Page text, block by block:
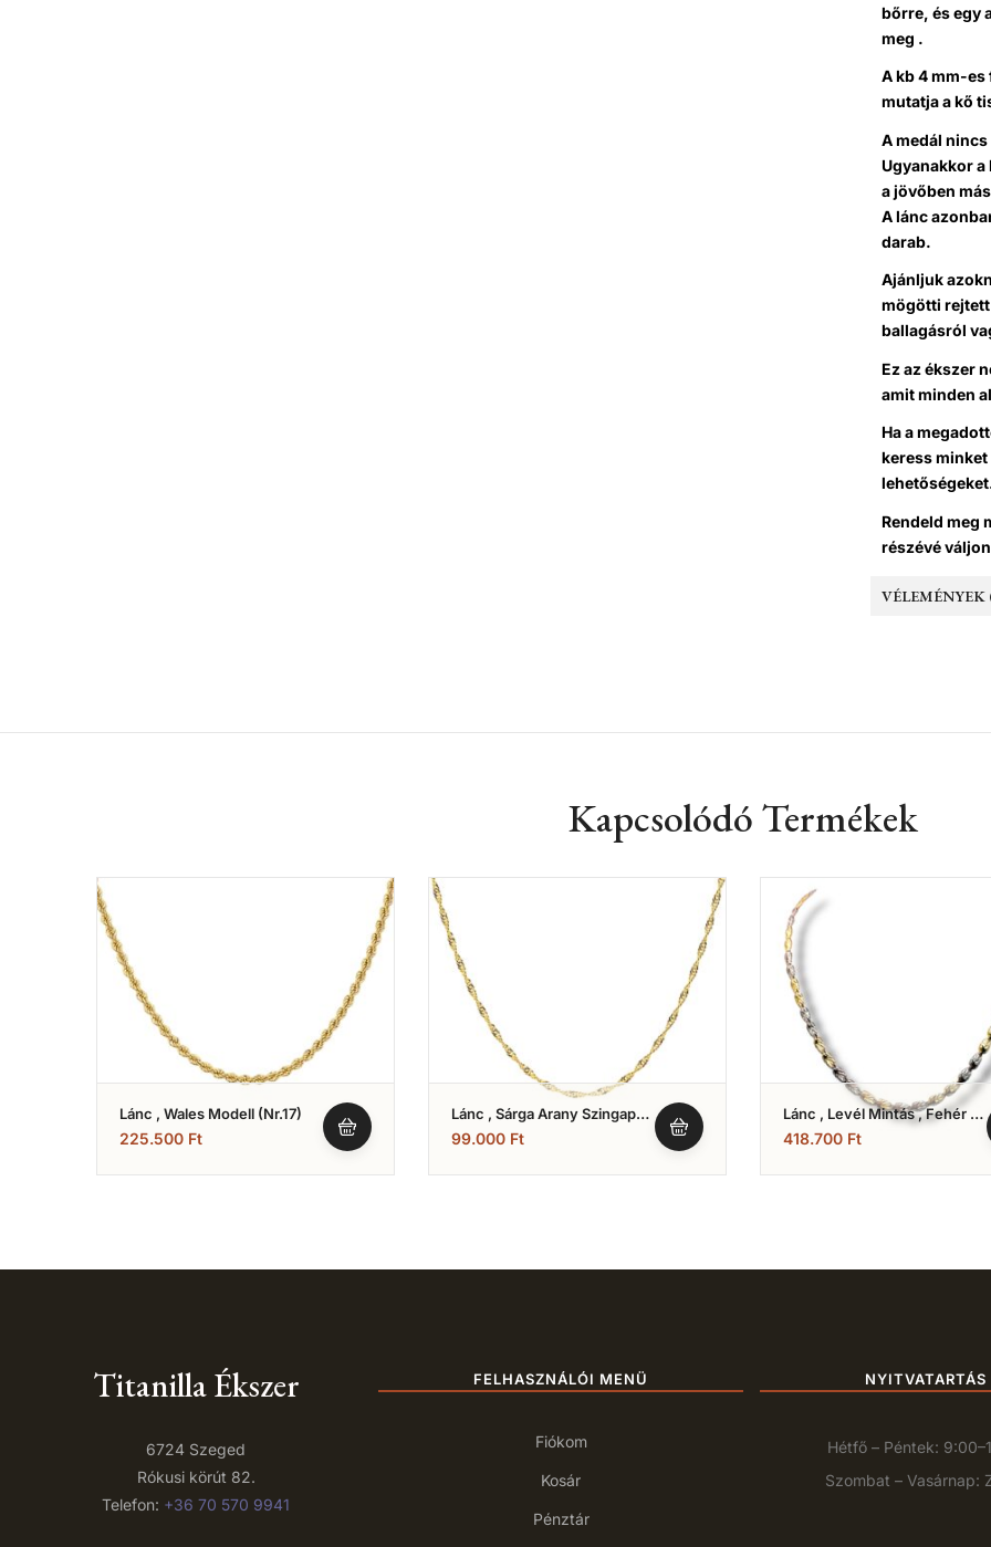
bőrre, és egy
meg .
A kb 4 mm-
mutatja a kő
A medál
Ugyanakkor
a jövőben
A lánc
darab.
Ajánljuk
mögötti
ballagásról
Ez az ékszer
amit minden
Ha a
keress
Rendeld meg
részévé
VÉLEMÉNYEK
Kapcsolódó Termékek
Lánc , Wales Modell (Nr.17)
225.500 Ft
Lánc , Sárga Arany Szingapúri
Vékony Modell (Nr.6)
99.000 Ft
Lánc , Levél Mintás , Fehér És
Sárga Arany (Nr.116)
418.700 Ft
Titanilla Ékszer
6724 Szeged
Rókusi körút 82.
Telefon: +36 70 570 9941
FELHASZNÁLÓI MENÜ
Fiókom
Kosár
Pénztár
NYITVATARTÁS
Hétfő – Péntek:
Szombat – Vasárnap: